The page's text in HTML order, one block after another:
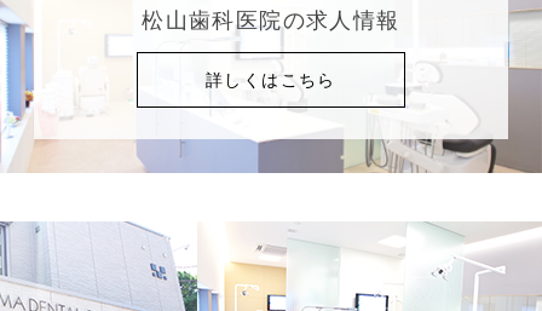
松山歯科医院の求人情報
詳しくはこちら